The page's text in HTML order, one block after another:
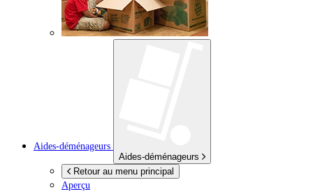
Aides-déménageurs
Aides-déménageurs
Retour au menu principal
Aperçu